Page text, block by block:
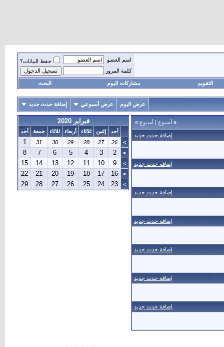
اسم العضو
حفظ البيانات؟
كلمة المرور
التقويم مشاركات اليوم البحث
عرض اليوم عرض أسبوعي إضافة حدث جديد
« أسبوع | أسبوع »
إضافة حدث جديد
إضافة حدث جديد
إضافة حدث جديد
إضافة حدث جديد
إضافة حدث جديد
إضافة حدث جديد
إضافة حدث جديد
فبراير 2020
أحد إثنين ثلاثاء أربعاء ثلاثاء جمعة
أحد
>
26
27
28
29
30
31
1
>
2
3
4
5
6
7
8
>
9
10
11
12
13
14
15
>
16
17
18
19
20
21
22
>
23
24
25
26
27
28
29